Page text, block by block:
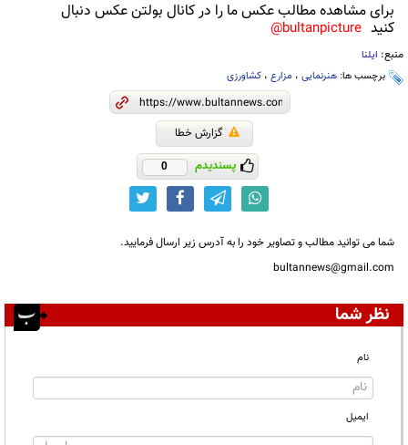
برای مشاهده مطالب عکس ما را در کانال بولتن عکس دنبال
کنید bultanpicture@
منبع: ایلنا
برچسب ها: هنرنمایی ، مزارع ، کشاورزی
گزارش خطا
پسندیدم 0
شما می توانید مطالب و تصاویر خود را به آدرس زیر ارسال فرمایید.
bultannews@gmail.com
نظر شما
نام
ایمیل